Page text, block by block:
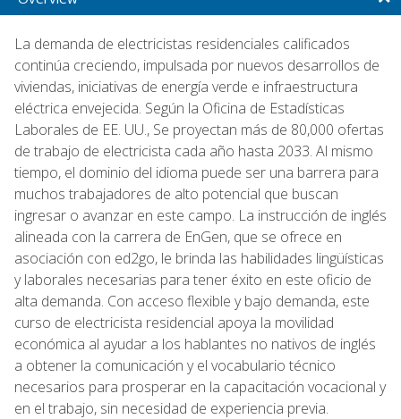
La demanda de electricistas residenciales calificados
continúa creciendo, impulsada por nuevos desarrollos de
viviendas, iniciativas de energía verde e infraestructura
eléctrica envejecida. Según la Oficina de Estadísticas
Laborales de EE. UU., Se proyectan más de 80,000 ofertas
de trabajo de electricista cada año hasta 2033. Al mismo
tiempo, el dominio del idioma puede ser una barrera para
muchos trabajadores de alto potencial que buscan
ingresar o avanzar en este campo. La instrucción de inglés
alineada con la carrera de EnGen, que se ofrece en
asociación con ed2go, le brinda las habilidades lingüísticas
y laborales necesarias para tener éxito en este oficio de
alta demanda. Con acceso flexible y bajo demanda, este
curso de electricista residencial apoya la movilidad
económica al ayudar a los hablantes no nativos de inglés
a obtener la comunicación y el vocabulario técnico
necesarios para prosperar en la capacitación vocacional y
en el trabajo, sin necesidad de experiencia previa.